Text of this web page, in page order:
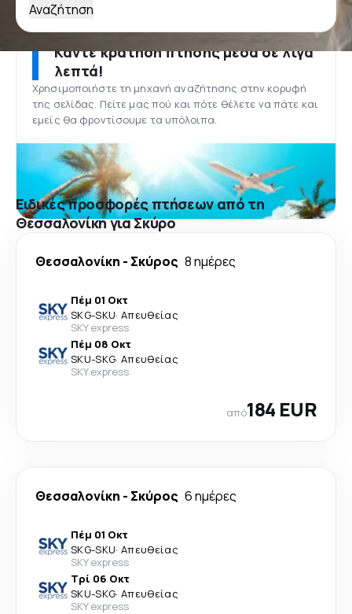
Αναζήτηση
Κάντε κράτηση πτήσης μέσα σε λίγα
λεπτά!
Χρησιμοποιήστε τη μηχανή αναζήτησης στην κορυφή
της σελίδας. Πείτε μας πού και πότε θέλετε να πάτε και
εμείς θα φροντίσουμε τα υπόλοιπα.
Ειδικές προσφορές πτήσεων από τη
Θεσσαλονίκη για Σκύρο
Θεσσαλονίκη - Σκύρος 8 ημέρες
Πέμ 01 Οκτ
SKG-SKU· Απευθείας
SKY express
Πέμ 08 Οκτ
SKU-SKG· Απευθείας
SKY express
από184 EUR
Θεσσαλονίκη - Σκύρος 6 ημέρες
Πέμ 01 Οκτ
SKG-SKU· Απευθείας
SKY express
Τρί 06 Οκτ
SKU-SKG· Απευθείας
SKY express